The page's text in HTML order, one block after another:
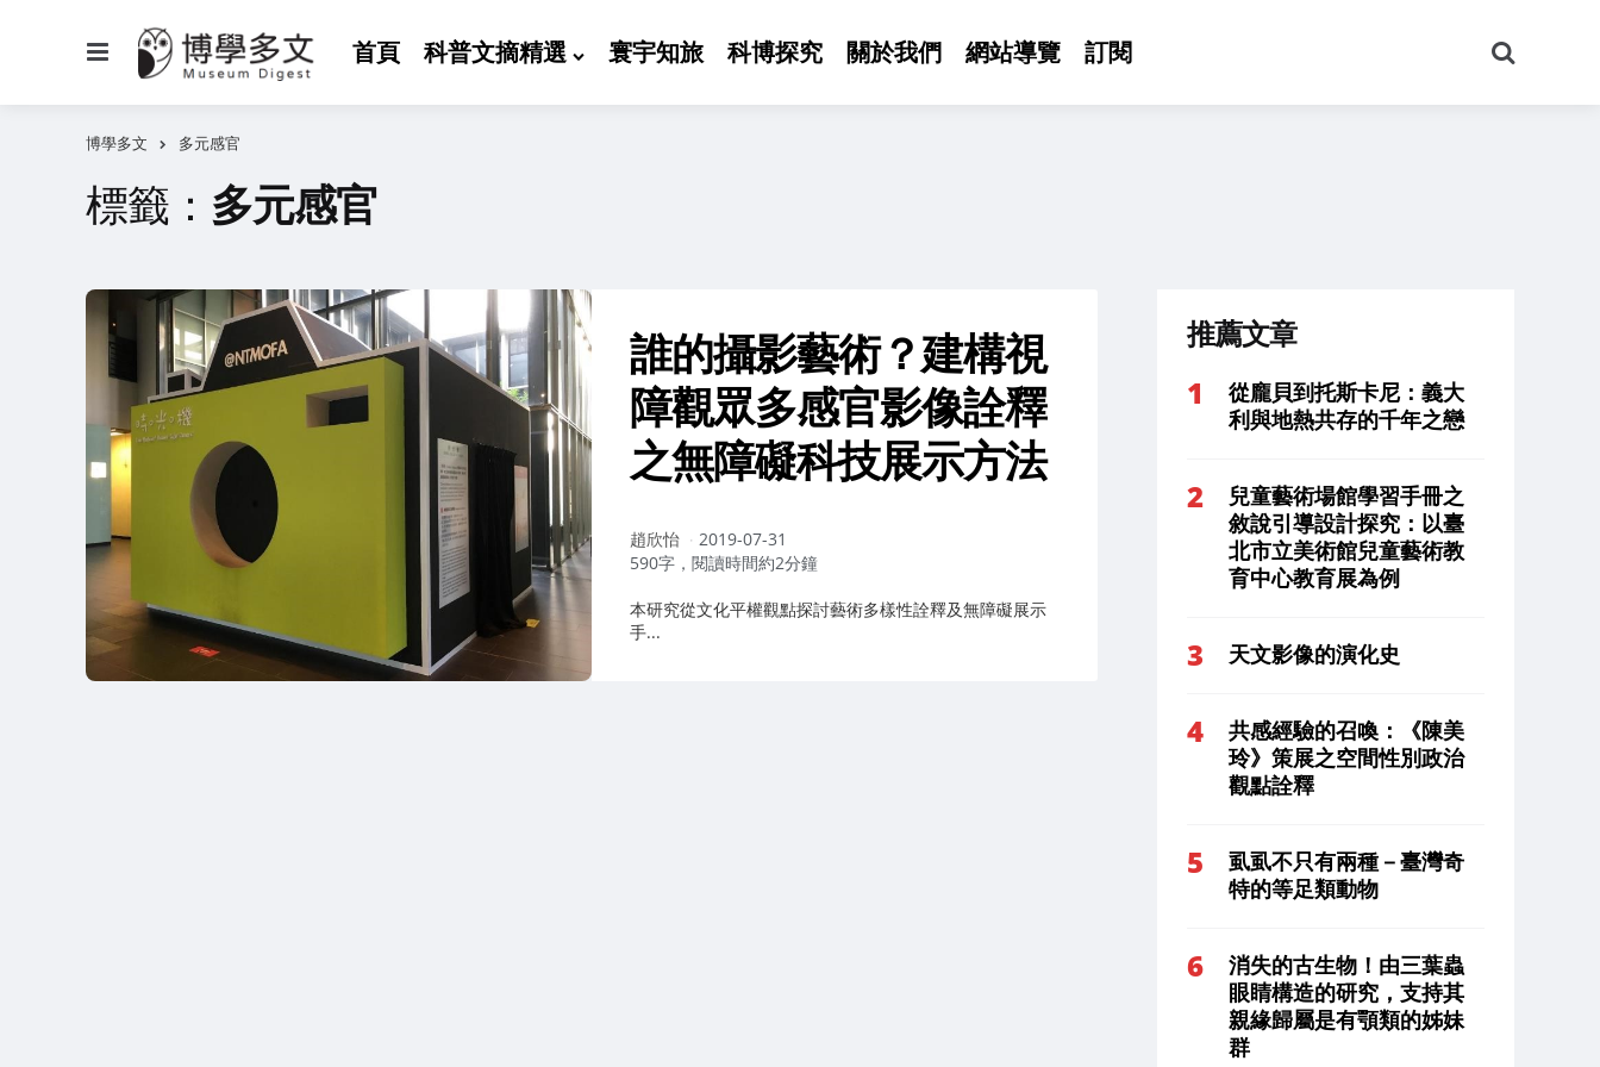
首頁 科普文摘精選 寰宇知旅 科博探究 關於我們 網站導覽 訂閱
尋
博學多文 多元感官
標籤： 多元感官
誰的攝影藝術？建構視
障觀眾多感官影像詮釋
之無障礙科技展示方法
作
者：
趙欣怡
2019-07-31
590字，閱讀時間約2分鐘
本研究從文化平權觀點探討藝術多樣性詮釋及無障礙展示
手...
推薦文章
從龐貝到托斯卡尼：義大
利與地熱共存的千年之戀
兒童藝術場館學習手冊之
敘說引導設計探究：以臺
北市立美術館兒童藝術教
育中心教育展為例
天文影像的演化史
共感經驗的召喚：《陳美
玲》策展之空間性別政治
觀點詮釋
虱虱不只有兩種－臺灣奇
特的等足類動物
消失的古生物！由三葉蟲
眼睛構造的研究，支持其
親緣歸屬是有顎類的姊妹
群